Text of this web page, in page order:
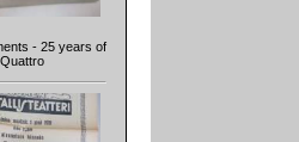
- 25 years of
Quattro